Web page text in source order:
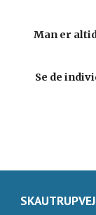
Man er
Se de